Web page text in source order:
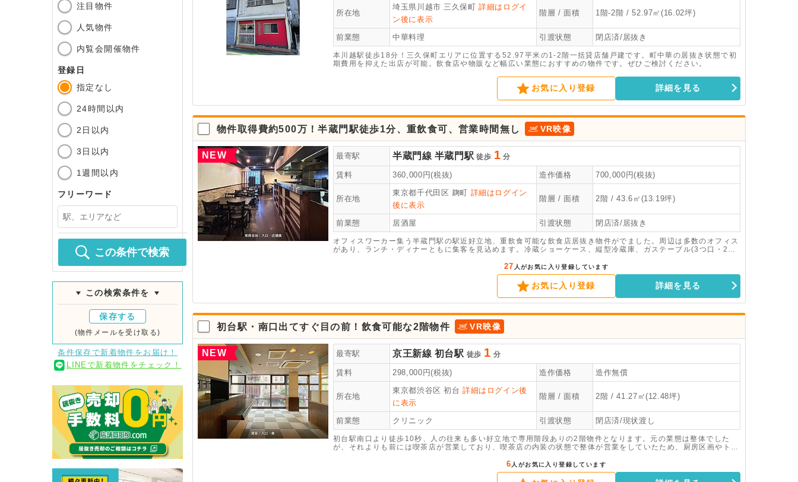
注目物件
人気物件
内覧会開催物件
登録日
指定なし
24時間以内
2日以内
3日以内
1週間以内
フリーワード
この条件で検索
この検索条件を
保存する
(物件メールを受け取る)
条件保存で新着物件をお届け！
LINEで新着物件をチェック！
所在地
埼玉県川越市 三久保町詳細はログイ
ン後に表示
階層 / 面積 1階-2階 / 52.97㎡(16.02坪)
前業態 中華料理 引渡状態 閉店済/居抜き
本川越駅徒歩18分！三久保町エリアに位置する52.97平米の1-2階一括貸店舗戸建です。町中華の居抜き状態で初
期費用を抑えた出店が可能。飲食店や物販など幅広い業態におすすめの物件です。ぜひご検討ください。
お気に入り登録 詳細を見る
物件取得費約500万！半蔵門駅徒歩1分、重飲食可、営業時間無し VR映像
NEW 最寄駅 半蔵門線 半蔵門駅 徒歩 1 分
賃料 360,000 円(税抜) 造作価格 700,000円(税抜)
所在地
東京都千代田区 麹町 詳細はログイン
後に表示
階層 / 面積 2階 / 43.6㎡(13.19坪)
前業態 居酒屋 引渡状態 閉店済/居抜き
オフィスワーカー集う半蔵門駅の駅近好立地、重飲食可能な飲食店居抜き物件がでました。周辺は多数のオフィス
があり、ランチ・ディナーともに集客を見込めます。冷蔵ショーケース、縦型冷蔵庫、ガステーブル(3つ口・2つ
27 人がお気に入り登録しています
お気に入り登録 詳細を見る
初台駅・南口出てすぐ目の前！飲食可能な2階物件 VR映像
NEW 最寄駅 京王新線 初台駅 徒歩 1 分
賃料 298,000 円(税抜) 造作価格 造作無償
所在地
東京都渋谷区 初台 詳細はログイン後
に表示
階層 / 面積 2階 / 41.27㎡(12.48坪)
前業態 クリニック 引渡状態 閉店済/現状渡し
初台駅南口より徒歩10秒、人の往来も多い好立地で専用階段ありの2階物件となります。元の業態は整体でした
が、それよりも前には喫茶店が営業しており、喫茶店の内装の状態で整体が営業をしていたため、厨房区画やトイ
6 人がお気に入り登録しています